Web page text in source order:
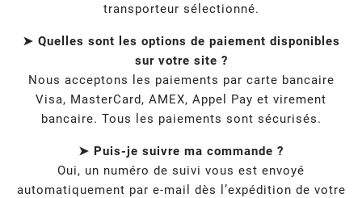
transporteur sélectionné.
➤ Quelles sont les options de paiement disponibles
sur votre site ?
Nous acceptons les paiements par carte bancaire
Visa, MasterCard, AMEX, Appel Pay et virement
bancaire. Tous les paiements sont sécurisés.
➤ Puis-je suivre ma commande ?
Oui, un numéro de suivi vous est envoyé
automatiquement par e-mail dès l’expédition de votre